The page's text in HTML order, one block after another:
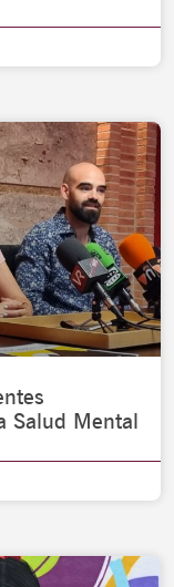
Salud Mental